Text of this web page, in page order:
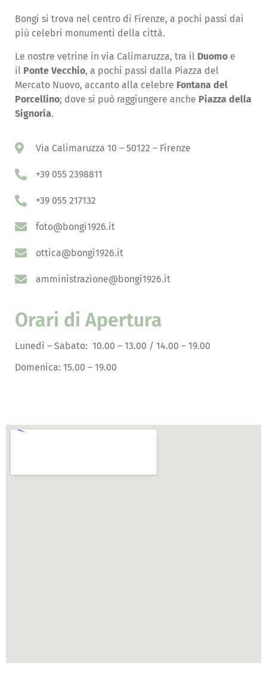
Bongi si trova nel centro di Firenze, a pochi passi dai
più celebri monumenti della città.
Le nostre vetrine in via Calimaruzza, tra il Duomo e
il Ponte Vecchio, a pochi passi dalla Piazza del
Mercato Nuovo, accanto alla celebre Fontana del
Porcellino; dove si può raggiungere anche Piazza della
Signoria.
Via Calimaruzza 10 – 50122 – Firenze
+39 055 2398811
+39 055 217132
foto@bongi1926.it
ottica@bongi1926.it
amministrazione@bongi1926.it
Orari di Apertura
Lunedì – Sabato: 10.00 – 13.00 / 14.00 – 19.00
Domenica: 15.00 – 19.00